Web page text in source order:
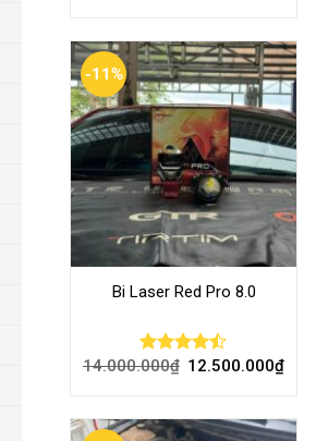
-11%
Bi Laser Red Pro 8.0
Rated
14.000.000₫ 12.500.000₫